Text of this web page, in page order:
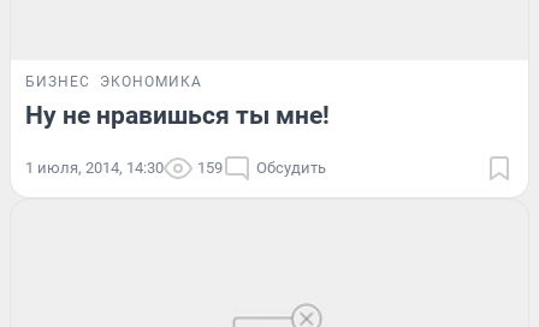
БИЗНЕС ЭКОНОМИКА
Ну не нравишься ты мне!
1 июля, 2014, 14:30 159 Обсудить